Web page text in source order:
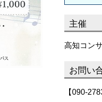
主催
高知コン
お問い
【090-